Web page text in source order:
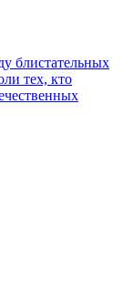
блистательных
тех, кто